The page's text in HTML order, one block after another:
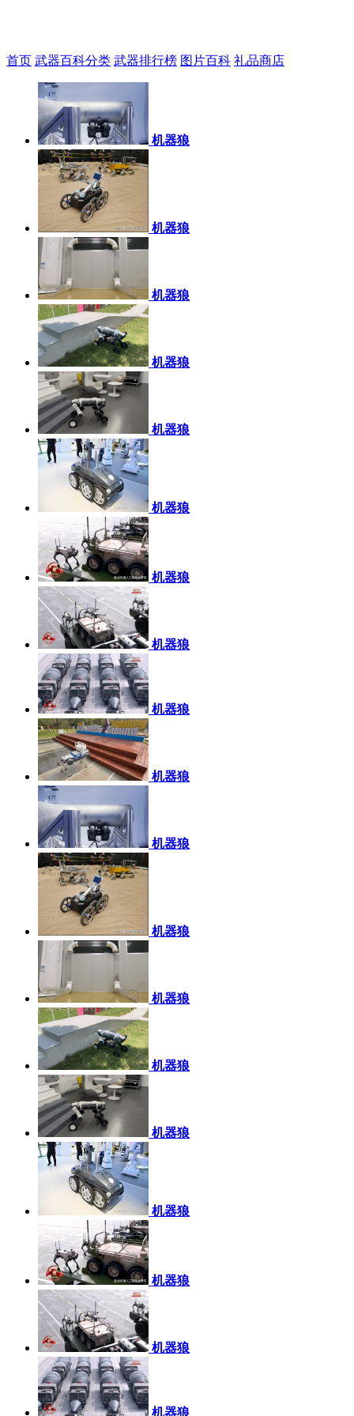
首页 武器百科分类 武器排行榜 图片百科 礼品商店
机器狼
机器狼
机器狼
机器狼
机器狼
机器狼
机器狼
机器狼
机器狼
机器狼
机器狼
机器狼
机器狼
机器狼
机器狼
机器狼
机器狼
机器狼
机器狼